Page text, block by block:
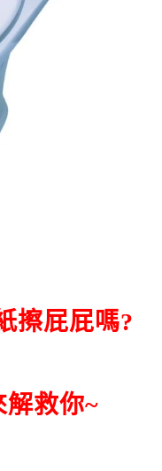
擦屁屁嗎?
救你~